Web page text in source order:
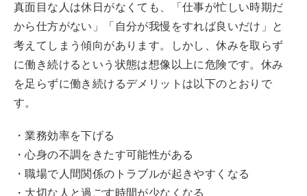
真面目な人は休日がなくても、「仕事が忙しい時期だ
から仕方がない」「自分が我慢をすれば良いだけ」と
考えてしまう傾向があります。しかし、休みを取らず
に働き続けるという状態は想像以上に危険です。休み
を足らずに働き続けるデメリットは以下のとおりで
す。
・業務効率を下げる
・心身の不調をきたす可能性がある
・職場で人間関係のトラブルが起きやすくなる
・大切な人と過ごす時間が少なくなる